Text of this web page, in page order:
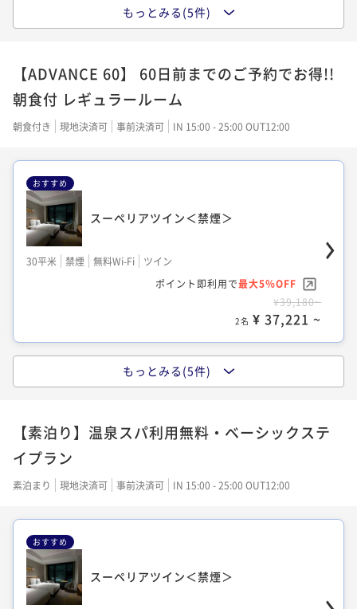
36平米 禁煙 無料Wi-Fi
ダブル
ポイント即利用で最大5％OFF
2名 ¥ 38,798 ~
ダブル
最大5％OFF
¥49,140~
2名 ¥ 46,683 ~
42平米 禁煙
ポイント即利用で最大5％OFF
2名 ¥ 46,683 ~
プレミアム スーペリアツイン＜禁煙・上層
30平米 禁煙 無料Wi-Fi
ツイン
ポイント即利用で
¥36,680~
プレミアム デラックスツイン＜禁煙・上層
34平米 禁煙 無料Wi-Fi
ツイン
ポイント即利用で最大5％OFF
¥40,840~
2名 ¥ 38,798 ~
プレミアム デラックスキングダブル＜禁
36平米 禁煙 無料Wi-Fi
ダブル
¥43,320~
プレミアム ラグジュアリーツイン＜禁煙・
もっとみる(5件)
【ADVANCE 60】 60日前までのご予約でお得!!
朝食付 レギュラールーム
朝食付き 現地決済可 事前決済可 IN 15:00 - 25:00 OUT12:00
おすすめ
スーペリアツイン＜禁煙＞
30平米 禁煙 無料Wi-Fi
ツイン
ポイント即利用で最大5％OFF
¥39,180~
2名 ¥ 37,221 ~
30平米 禁煙 無料Wi-Fi
ダブル
¥39,180~
デラックスツイン＜禁煙＞
もっとみる(5件)
【素泊り】温泉スパ利用無料・ベーシックステ
イプラン
素泊まり 現地決済可 事前決済可 IN 15:00 - 25:00 OUT12:00
おすすめ
スーペリアツイン＜禁煙＞